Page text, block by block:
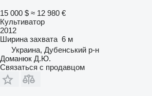
15 000 $ ≈ 12 980 €
Культиватор
2012
Ширина захвата 6 м
Украина, Дубенський р-н
Доманюк Д.Ю.
Связаться с продавцом